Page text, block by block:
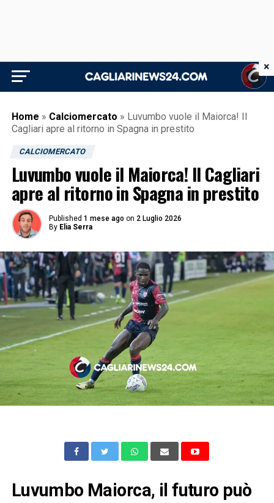
Home » Calciomercato » Luvumbo vuole il Maiorca! Il
Cagliari apre al ritorno in Spagna in prestito
CALCIOMERCATO
Luvumbo vuole il Maiorca! Il Cagliari
apre al ritorno in Spagna in prestito
Published 1 mese ago on 2 Luglio 2026
By Elia Serra
Luvumbo Maiorca, il futuro può
×